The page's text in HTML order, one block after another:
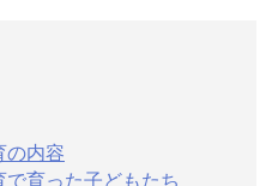
の内容
育った子どもたち